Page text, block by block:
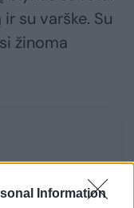
Information
su varške. Su
žinoma